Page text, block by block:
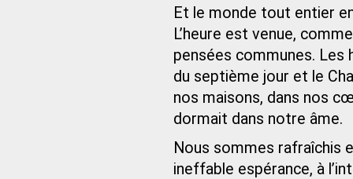
Et le monde tout entier
L’heure est venue,
pensées communes. Les
du septième jour et le
nos maisons, dans nos
dormait dans notre âme.
Nous sommes rafraîchis
ineffable espérance, à